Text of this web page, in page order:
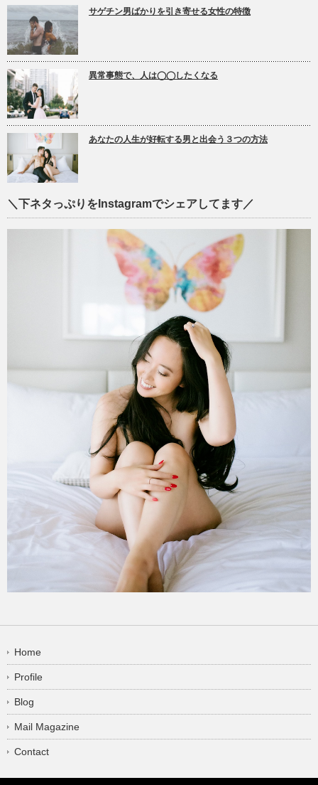
サゲチン男ばかりを引き寄せる女性の特徴
異常事態で、人は◯◯したくなる
あなたの人生が好転する男と出会う３つの方法
＼下ネタっぷりをInstagramでシェアしてます／
Home
Profile
Blog
Mail Magazine
Contact